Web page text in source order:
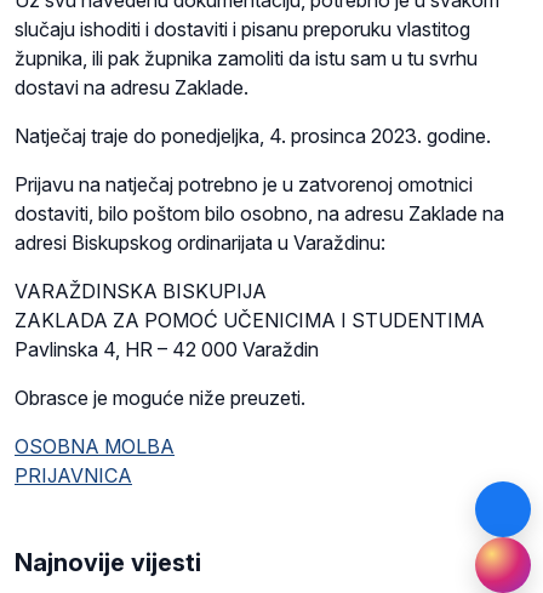
slučaju ishoditi i dostaviti i pisanu preporuku vlastitog
župnika, ili pak župnika zamoliti da istu sam u tu svrhu
dostavi na adresu Zaklade.
Natječaj traje do ponedjeljka, 4. prosinca 2023. godine.
Prijavu na natječaj potrebno je u zatvorenoj omotnici
dostaviti, bilo poštom bilo osobno, na adresu Zaklade na
adresi Biskupskog ordinarijata u Varaždinu:
VARAŽDINSKA BISKUPIJA
ZAKLADA ZA POMOĆ UČENICIMA I STUDENTIMA
Pavlinska 4, HR – 42 000 Varaždin
Obrasce je moguće niže preuzeti.
OSOBNA MOLBA
PRIJAVNICA
Najnovije vijesti